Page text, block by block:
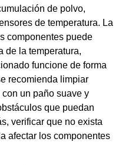
de polvo,
de temperatura. La
componentes puede
de la temperatura,
funcione de forma
recomienda limpiar
un paño suave y
que puedan
verificar que no exista
afectar los componentes